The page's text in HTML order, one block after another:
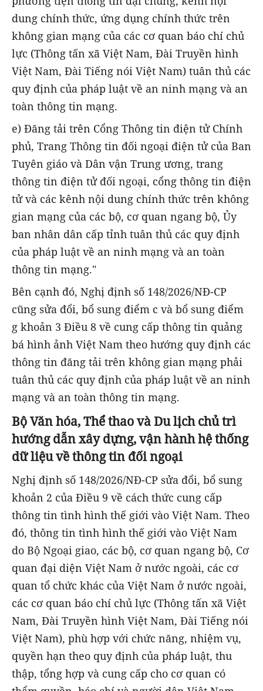
dung chính thức, ứng dụng chính thức trên
không gian mạng của các cơ quan báo chí chủ
lực (Thông tấn xã Việt Nam, Đài Truyền hình
Việt Nam, Đài Tiếng nói Việt Nam) tuân thủ các
quy định của pháp luật về an ninh mạng và an
toàn thông tin mạng.
e) Đăng tải trên Cổng Thông tin điện tử Chính
phủ, Trang Thông tin đối ngoại điện tử của Ban
Tuyên giáo và Dân vận Trung ương, trang
thông tin điện tử đối ngoại, cổng thông tin điện
tử và các kênh nội dung chính thức trên không
gian mạng của các bộ, cơ quan ngang bộ, Ủy
ban nhân dân cấp tỉnh tuân thủ các quy định
của pháp luật về an ninh mạng và an toàn
thông tin mạng."
Bên cạnh đó, Nghị định số 148/2026/NĐ-CP
cũng sửa đổi, bổ sung điểm c và bổ sung điểm
g khoản 3 Điều 8 về cung cấp thông tin quảng
bá hình ảnh Việt Nam theo hướng quy định các
thông tin đăng tải trên không gian mạng phải
tuân thủ các quy định của pháp luật về an ninh
mạng và an toàn thông tin mạng.
Bộ Văn hóa, Thể thao và Du lịch chủ trì
hướng dẫn xây dựng, vận hành hệ thống
dữ liệu về thông tin đối ngoại
Nghị định số 148/2026/NĐ-CP sửa đổi, bổ sung
khoản 2 của Điều 9 về cách thức cung cấp
thông tin tình hình thế giới vào Việt Nam. Theo
đó, thông tin tình hình thế giới vào Việt Nam
do Bộ Ngoại giao, các bộ, cơ quan ngang bộ, Cơ
quan đại diện Việt Nam ở nước ngoài, các cơ
quan tổ chức khác của Việt Nam ở nước ngoài,
các cơ quan báo chí chủ lực (Thông tấn xã Việt
Nam, Đài Truyền hình Việt Nam, Đài Tiếng nói
Việt Nam), phù hợp với chức năng, nhiệm vụ,
quyền hạn theo quy định của pháp luật, thu
thập, tổng hợp và cung cấp cho cơ quan có